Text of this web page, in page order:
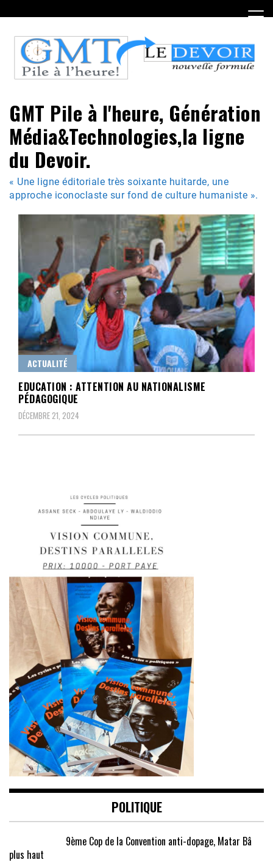
to
content
GMT Pile à l'heure, Génération
Média&Technologies,la ligne
du Devoir.
« Une ligne éditoriale très soixante huitarde, une
approche iconoclaste sur fond de culture humaniste ».
ACTUALITÉ
EDUCATION : ATTENTION AU NATIONALISME
PÉDAGOGIQUE
DÉCEMBRE 21, 2024
POLITIQUE
9ème Cop de la Convention anti-dopage, Matar Bâ
plus haut